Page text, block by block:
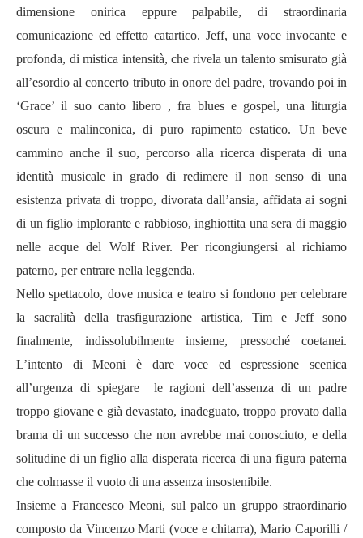
dimensione onirica eppure palpabile, di straordinaria
comunicazione ed effetto catartico. Jeff, una voce invocante e
profonda, di mistica intensità, che rivela un talento smisurato già
all’esordio al concerto tributo in onore del padre, trovando poi in
‘Grace’ il suo canto libero , fra blues e gospel, una liturgia
oscura e malinconica, di puro rapimento estatico. Un beve
cammino anche il suo, percorso alla ricerca disperata di una
identità musicale in grado di redimere il non senso di una
esistenza privata di troppo, divorata dall’ansia, affidata ai sogni
di un figlio implorante e rabbioso, inghiottita una sera di maggio
nelle acque del Wolf River. Per ricongiungersi al richiamo
paterno, per entrare nella leggenda.
Nello spettacolo, dove musica e teatro si fondono per celebrare
la sacralità della trasfigurazione artistica, Tim e Jeff sono
finalmente, indissolubilmente insieme, pressoché coetanei.
L’intento di Meoni è dare voce ed espressione scenica
all’urgenza di spiegare le ragioni dell’assenza di un padre
troppo giovane e già devastato, inadeguato, troppo provato dalla
brama di un successo che non avrebbe mai conosciuto, e della
solitudine di un figlio alla disperata ricerca di una figura paterna
che colmasse il vuoto di una assenza insostenibile.
Insieme a Francesco Meoni, sul palco un gruppo straordinario
composto da Vincenzo Marti (voce e chitarra), Mario Caporilli /